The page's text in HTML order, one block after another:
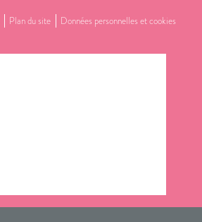
Plan du site Données personnelles et cookies